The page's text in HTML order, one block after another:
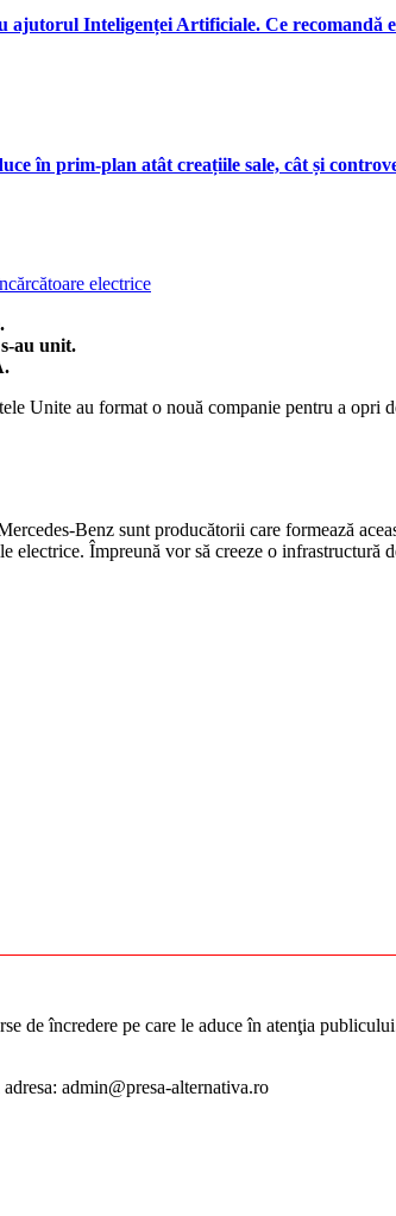
ajutorul Inteligenței Artificiale. Ce recomandă
în prim-plan atât creațiile sale, cât și
au unit.
Unite au format o nouă companie pentru a opri
Benz sunt producătorii care formează
electrice. Împreună vor să creeze o
de încredere pe care le aduce în atenţia
admin@presa-alternativa.ro